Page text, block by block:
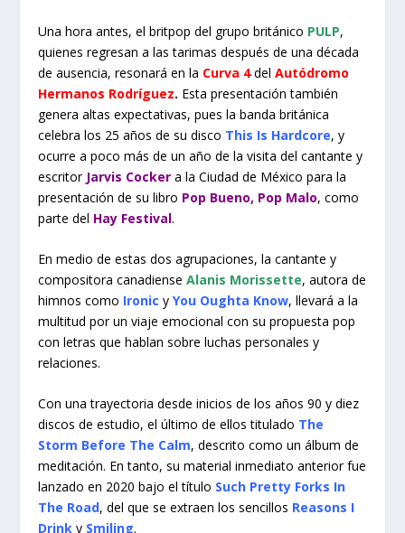
Una hora antes, el britpop del grupo británico PULP,
quienes regresan a las tarimas después de una década
de ausencia, resonará en la Curva 4delAutódromo
Hermanos Rodríguez. Esta presentación también
genera altas expectativas, pues la banda británica
celebra los 25 años de su disco This Is Hardcore, y
ocurre a poco más de un año de la visita del cantante y
escritor Jarvis Cocker a la Ciudad de México para la
presentación de su libro Pop Bueno, Pop Malo, como
parte del Hay Festival.
En medio de estas dos agrupaciones, la cantante y
compositora canadienseAlanis Morissette, autora de
himnos como Ironic yYou Oughta Know, llevará a la
multitud por un viaje emocional con su propuesta pop
con letras que hablan sobre luchas personales y
relaciones.
Con una trayectoria desde inicios de los años 90 y diez
discos de estudio, el último de ellos titulado The
Storm Before The Calm, descrito como un álbum de
meditación. En tanto, su material inmediato anterior fue
lanzado en 2020 bajo el título Such Pretty Forks In
The Road, del que se extraen los sencillos Reasons I
Drink y Smiling.